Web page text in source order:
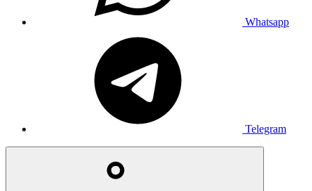
Whatsapp
Telegram